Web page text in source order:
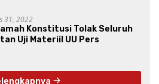
31, 2022
Konstitusi Tolak Seluruh
Uji Materiil UU Pers